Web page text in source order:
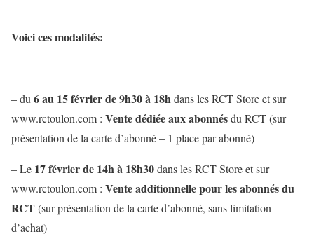
Voici ces modalités:
– du 6 au 15 février de 9h30 à 18hdans les RCT Store et sur
www.rctoulon.com : Vente dédiée aux abonnésdu RCT (sur
présentation de la carte d’abonné – 1 place par abonné)
– Le 17 février de 14h à 18h30dans les RCT Store et sur
www.rctoulon.com : Vente additionnelle pour les abonnés du
RCT(sur présentation de la carte d’abonné, sans limitation
d’achat)